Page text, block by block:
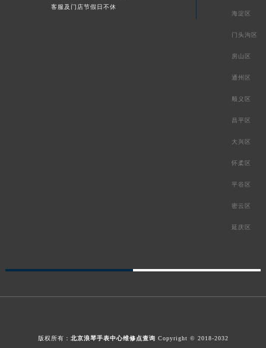
客服及门店节假日不休
海淀区
门头沟区
房山区
通州区
顺义区
昌平区
大兴区
怀柔区
平谷区
密云区
延庆区
版权所有： 北京浪琴手表中心维修点查询 Copyright © 2018-2032